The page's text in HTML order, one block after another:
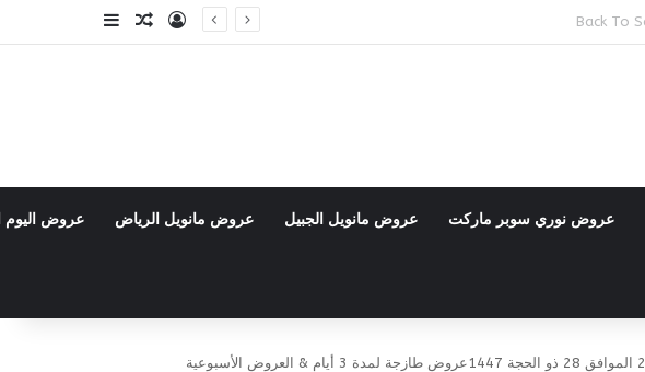
تسجيل الدخول
مقال عشوائي
إضافة عمود
عروض نوري سوبر ماركت عروض مانويل الجبيل عروض مانويل الرياض عروض اليوم